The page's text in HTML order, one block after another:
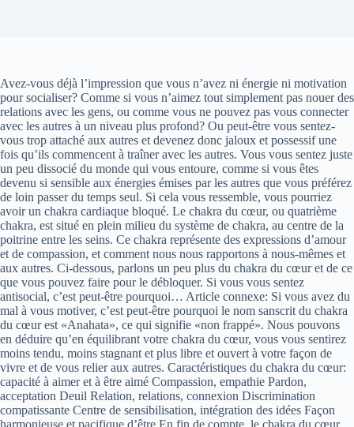
Avez-vous déjà l’impression que vous n’avez ni énergie ni motivation
pour socialiser? Comme si vous n’aimez tout simplement pas nouer des
relations avec les gens, ou comme vous ne pouvez pas vous connecter
avec les autres à un niveau plus profond? Ou peut-être vous sentez-
vous trop attaché aux autres et devenez donc jaloux et possessif une
fois qu’ils commencent à traîner avec les autres. Vous vous sentez juste
un peu dissocié du monde qui vous entoure, comme si vous êtes
devenu si sensible aux énergies émises par les autres que vous préférez
de loin passer du temps seul. Si cela vous ressemble, vous pourriez
avoir un chakra cardiaque bloqué. Le chakra du cœur, ou quatrième
chakra, est situé en plein milieu du système de chakra, au centre de la
poitrine entre les seins. Ce chakra représente des expressions d’amour
et de compassion, et comment nous nous rapportons à nous-mêmes et
aux autres. Ci-dessous, parlons un peu plus du chakra du cœur et de ce
que vous pouvez faire pour le débloquer. Si vous vous sentez
antisocial, c’est peut-être pourquoi… Article connexe: Si vous avez du
mal à vous motiver, c’est peut-être pourquoi le nom sanscrit du chakra
du cœur est «Anahata», ce qui signifie «non frappé». Nous pouvons
en déduire qu’en équilibrant votre chakra du cœur, vous vous sentirez
moins tendu, moins stagnant et plus libre et ouvert à votre façon de
vivre et de vous relier aux autres. Caractéristiques du chakra du cœur:
capacité à aimer et à être aimé Compassion, empathie Pardon,
acceptation Deuil Relation, relations, connexion Discrimination
compatissante Centre de sensibilisation, intégration des idées Façon
harmonieuse et pacifique d’être En fin de compte, le chakra du cœur